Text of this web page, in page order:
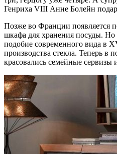
Генриха VIII Анне Болейн
Позже во Франции появляется
шкафа для хранения посуды. Но
подобие современного вида в
производства стекла. Теперь в
красовались семейные сервизы